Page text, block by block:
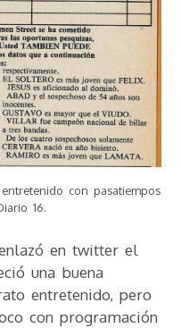
con pasatiempos
16.
en twitter el
una buena
entretenido, pero
con programación